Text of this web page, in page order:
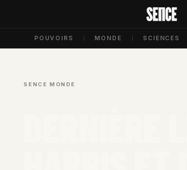
POUVOIRS MONDE SCIENCES
SENCE MONDE